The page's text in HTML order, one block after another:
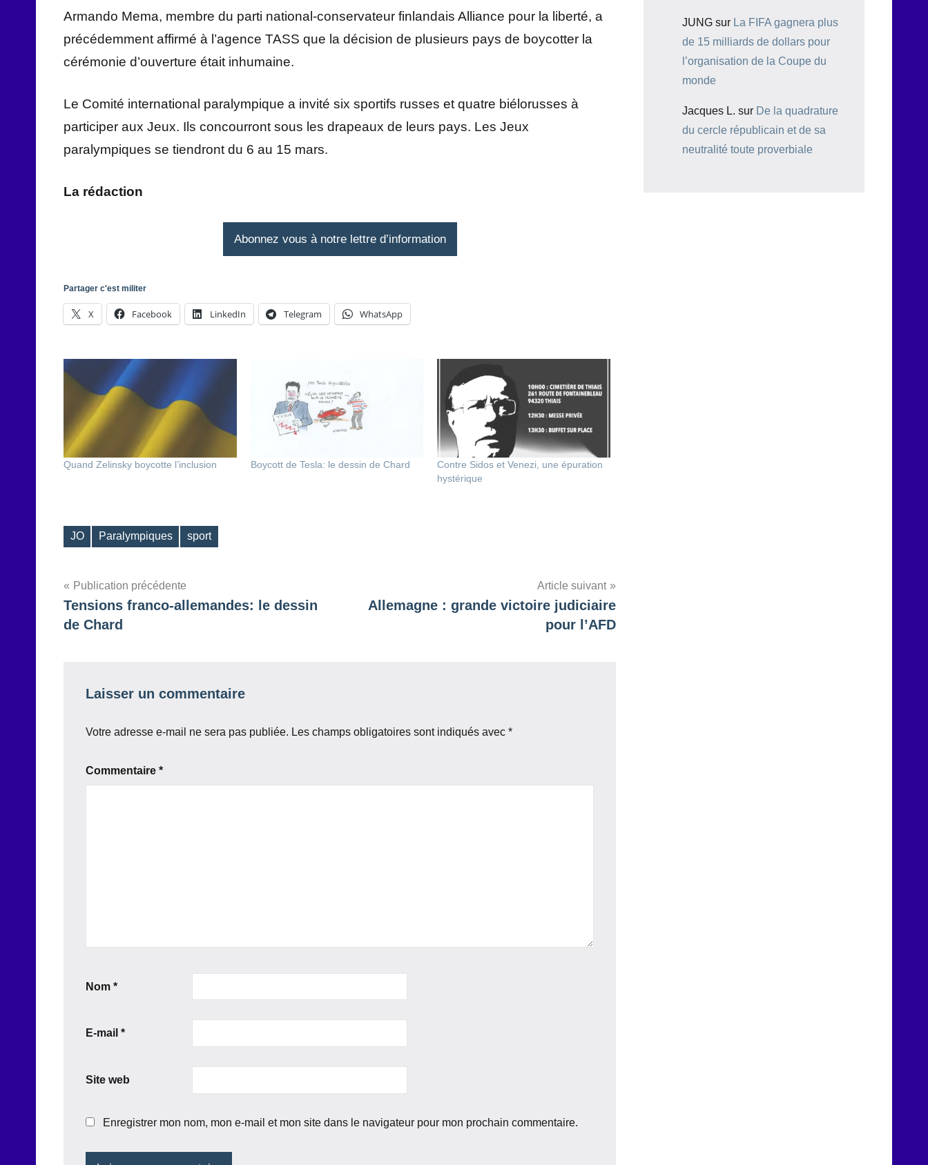
Armando Mema, membre du parti national-conservateur finlandais Alliance pour la liberté, a
précédemment affirmé à l’agence TASS que la décision de plusieurs pays de boycotter la
cérémonie d’ouverture était inhumaine.
Le Comité international paralympique a invité six sportifs russes et quatre biélorusses à
participer aux Jeux. Ils concourront sous les drapeaux de leurs pays. Les Jeux
paralympiques se tiendront du 6 au 15 mars.
La rédaction
Abonnez vous à notre lettre d’information
Partager c'est militer
X Facebook LinkedIn Telegram WhatsApp
Quand Zelinsky boycotte l’inclusion Boycott de Tesla: le dessin de Chard
Contre Sidos et Venezi, une épuration
hystérique
Étiquettes
JO Paralympiques sport
Navigation
de
Publication précédente
Tensions franco-allemandes: le dessin
de Chard
Article suivant
Allemagne : grande victoire judiciaire
pour l’AFD
Laisser un commentaire
Votre adresse e-mail ne sera pas publiée. Les champs obligatoires sont indiqués avec *
Commentaire *
Nom *
E-mail *
Site web
Enregistrer mon nom, mon e-mail et mon site dans le navigateur pour mon prochain commentaire.
JUNG sur La FIFA gagnera plus
de 15 milliards de dollars pour
l’organisation de la Coupe du
monde
Jacques L. sur De la quadrature
du cercle républicain et de sa
neutralité toute proverbiale